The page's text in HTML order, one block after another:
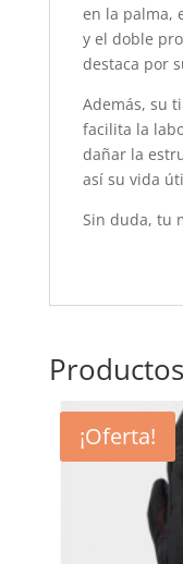
en la palma,
y el doble
destaca por
Además, su
facilita la
dañar la
así su vida
Sin duda, tu
¡Oferta!